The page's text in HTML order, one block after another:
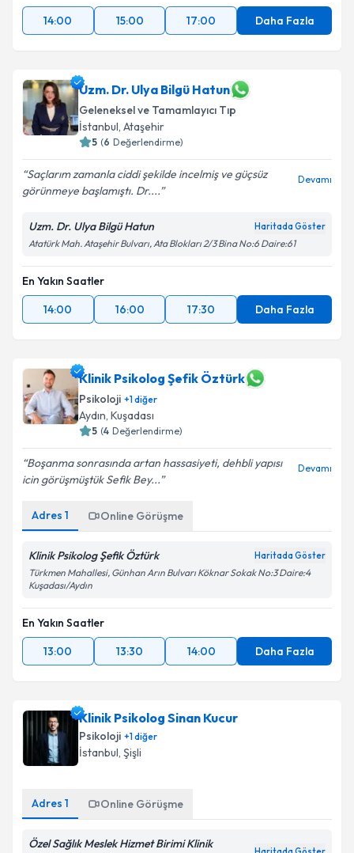
14:00
15:00 17:00 Daha Fazla
Uzm. Dr. Ulya Bilgü Hatun
Geleneksel ve Tamamlayıcı Tıp
İstanbul, Ataşehir
5 (6 Değerlendirme)
Saçlarım zamanla ciddi şekilde incelmiş ve güçsüz
görünmeye başlamıştı. Dr....
Devamı
Uzm. Dr. Ulya Bilgü Hatun Haritada Göster
Atatürk Mah. Ataşehir Bulvarı, Ata Blokları 2/3 Bina No:6 Daire:61
En Yakın Saatler
14:00
16:00 17:30 Daha Fazla
Klinik Psikolog Şefik Öztürk
Psikoloji +1diğer
Aydın, Kuşadası
5 (4 Değerlendirme)
Boşanma sonrasında artan hassasiyeti, dehbli yapısı
icin görüşmüştük Sefik Bey...
Devamı
Adres 1 Online Görüşme
Klinik Psikolog Şefik Öztürk Haritada Göster
Türkmen Mahallesi, Günhan Arın Bulvarı Köknar Sokak No:3 Daire:4
Kuşadası/Aydın
En Yakın Saatler
13:00
13:30 14:00 Daha Fazla
Klinik Psikolog Sinan Kucur
Psikoloji +1diğer
İstanbul, Şişli
Adres 1 Online Görüşme
Özel Sağlık Meslek Hizmet Birimi Klinik